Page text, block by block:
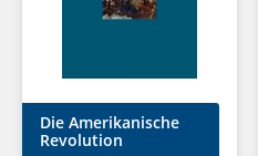
Die Amerikanische
Revolution